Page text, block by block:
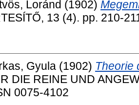
Loránd (1902)
13 (4). pp. 210-
Gyula (1902) Theorie
DIE REINE UND
0075-4102